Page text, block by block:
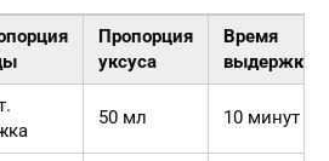
Пропорция
уксуса
Время
выдержки
50 мл 10 минут